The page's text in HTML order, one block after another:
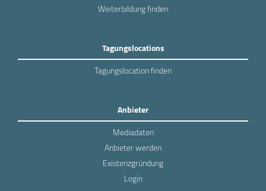
Weiterbildung finden
Tagungslocations
Tagungslocation finden
Anbieter
Mediadaten
Anbieter werden
Existenzgründung
Login